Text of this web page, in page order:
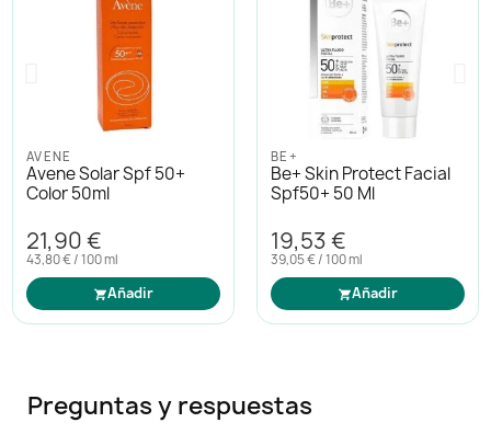
AVENE
Avene Solar Spf 50+
Color 50ml
21,90 €
43,80 € / 100 ml
Añadir
BE+
Be+ Skin Protect Facial
Spf50+ 50 Ml
19,53 €
39,05 € / 100 ml
Añadir
Preguntas y respuestas